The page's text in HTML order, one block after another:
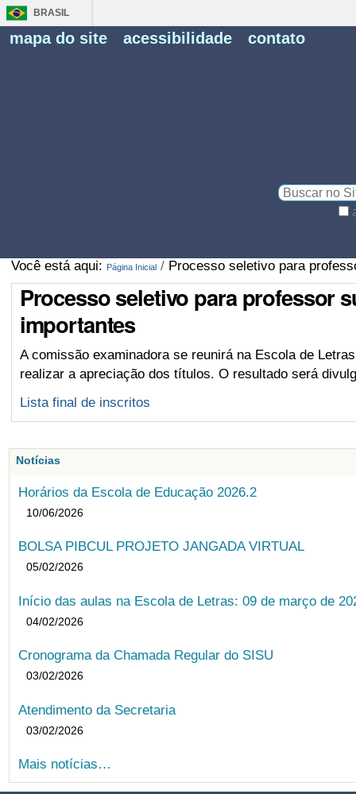
BRASIL
mapa do site acessibilidade contato
Você está aqui: Página Inicial / Processo seletivo para
Processo seletivo para professor
importantes
A comissão examinadora se reunirá na Escola de
realizar a apreciação dos títulos. O resultado será
Lista final de inscritos
Notícias
Horários da Escola de Educação 2026.2
10/06/2026
BOLSA PIBCUL PROJETO JANGADA VIRTUAL
05/02/2026
Início das aulas na Escola de Letras: 09 de março de
04/02/2026
Cronograma da Chamada Regular do SISU
03/02/2026
Atendimento da Secretaria
03/02/2026
Mais notícias…